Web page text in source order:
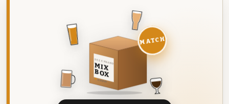
DEZE MAAND
MIX
BOX
8 BIEREN
MATCH